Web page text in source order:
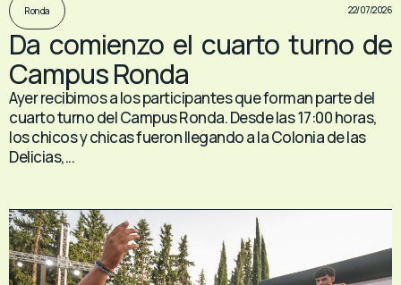
Ronda 22/07/2026
Da comienzo el cuarto turno de
Campus Ronda
Ayer recibimos a los participantes que forman parte del
cuarto turno del Campus Ronda. Desde las 17:00 horas,
los chicos y chicas fueron llegando a la Colonia de las
Delicias,...